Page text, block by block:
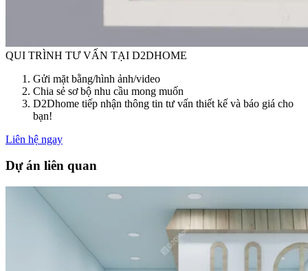
QUI TRÌNH TƯ VẤN TẠI D2DHOME
Gửi mặt bằng/hình ảnh/video
Chia sẻ sơ bộ nhu cầu mong muốn
D2Dhome tiếp nhận thông tin tư vấn thiết kế và báo giá cho
bạn!
Liên hệ ngay
Dự án liên quan